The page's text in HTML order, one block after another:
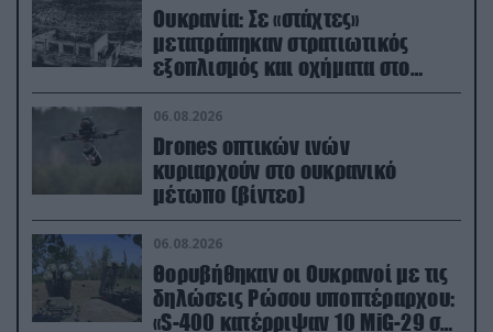
Ουκρανία: Σε «στάχτες»
μετατράπηκαν στρατιωτικός
εξοπλισμός και οχήματα στο
Κίεβο μετά από ρωσικά
πλήγματα (βίντεο)
06.08.2026
Drones οπτικών ινών
κυριαρχούν στο ουκρανικό
μέτωπο (βίντεο)
06.08.2026
Θορυβήθηκαν οι Ουκρανοί με τις
δηλώσεις Ρώσου υποπτέραρχου:
«S-400 κατέρριψαν 10 MiG-29 σε